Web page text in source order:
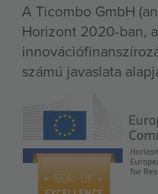
A Ticombo GmbH
Horizont 2020-ban,
számú javaslata